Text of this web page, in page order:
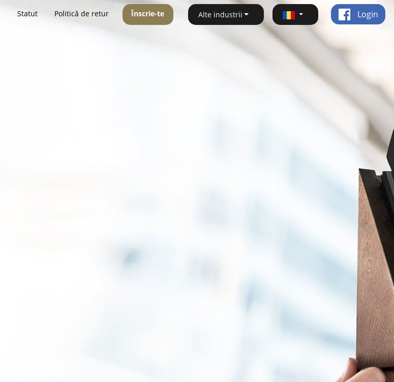
Statut Politică de retur Înscrie-te Alte industrii Login